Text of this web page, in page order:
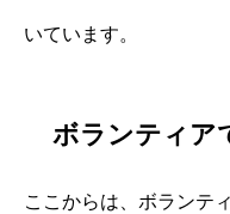
いています。
ボランティア
ここからは、ボランテ